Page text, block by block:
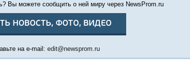
Вы можете сообщить о ней миру через NewsProm.ru
НОВОСТЬ, ФОТО, ВИДЕО
на e-mail: edit@newsprom.ru